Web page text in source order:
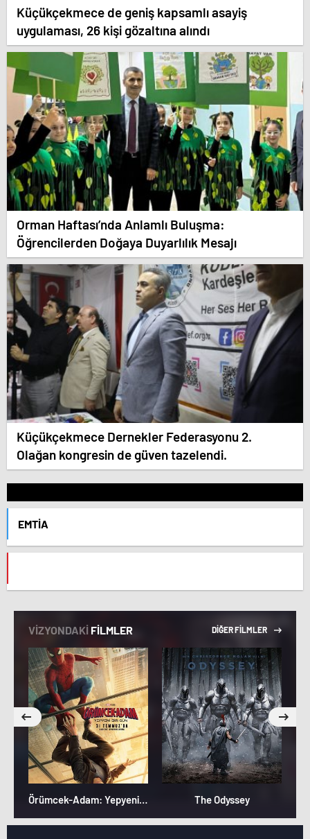
Küçükçekmece de geniş kapsamlı asayiş
uygulaması, 26 kişi gözaltına alındı
Orman Haftası’nda Anlamlı Buluşma:
Öğrencilerden Doğaya Duyarlılık Mesajı
Küçükçekmece Dernekler Federasyonu 2.
Olağan kongresin de güven tazelendi.
EMTIA
VİZYONDAKİ FİLMLER DİĞER FİLMLER
Örümcek-Adam: Yepyeni Bir Gün The Odyssey